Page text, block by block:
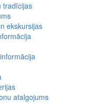
tradīcijas
ekskursijas
atalgojums